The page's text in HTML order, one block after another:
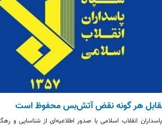
هر گونه نقض آتش‌بس محفوظ است